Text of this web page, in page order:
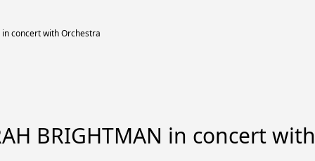
in concert with Orchestra
BRIGHTMAN in concert with